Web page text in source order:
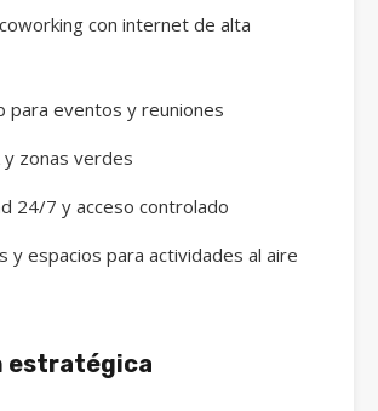
con internet de alta
para eventos y reuniones
y zonas verdes
24/7 y acceso controlado
y espacios para actividades al aire
estratégica